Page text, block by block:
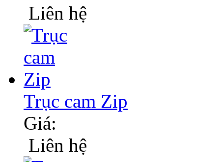
Liên hệ
Trục cam Zip
Giá:
Liên hệ